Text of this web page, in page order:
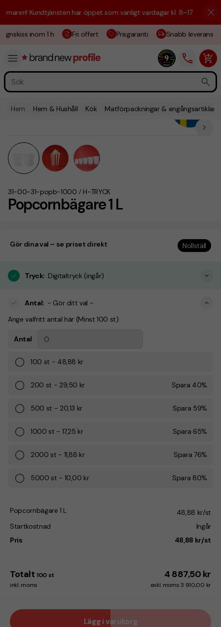
Kundtjänsten har öppet som vanligt vardagar kl. 8–17. ☀️ Vi är
inom 1 h Fri offert Prisgaranti Snabb leverans
Hem Hem & Hushåll Kök Matförpackningar & engångsartiklar
Popcornbägare 1 L
31-00-31-popb-1000 / H-TRYCK
Gör dina val – se priset direkt Nollställ
Tryck: Digitaltryck (ingår)
Antal: - Gör ditt val -
Ange valfritt antal här (Minst 100 st)
Antal
100 st - 48,88 kr
200 st - 29,50 kr Spara 40%
500 st - 20,13 kr Spara 59%
1000 st - 17,25 kr Spara 65%
2000 st - 11,88 kr Spara76%
5000 st - 10,00 kr Spara 80%
Popcornbägare 1 L
48,88 kr/st
Startkostnad
Ingår
Pris
48,88 kr/st
Totalt 100 st 4 887,50 kr
inkl. moms exkl. moms 3 910,00 kr
Lägg i varukorg